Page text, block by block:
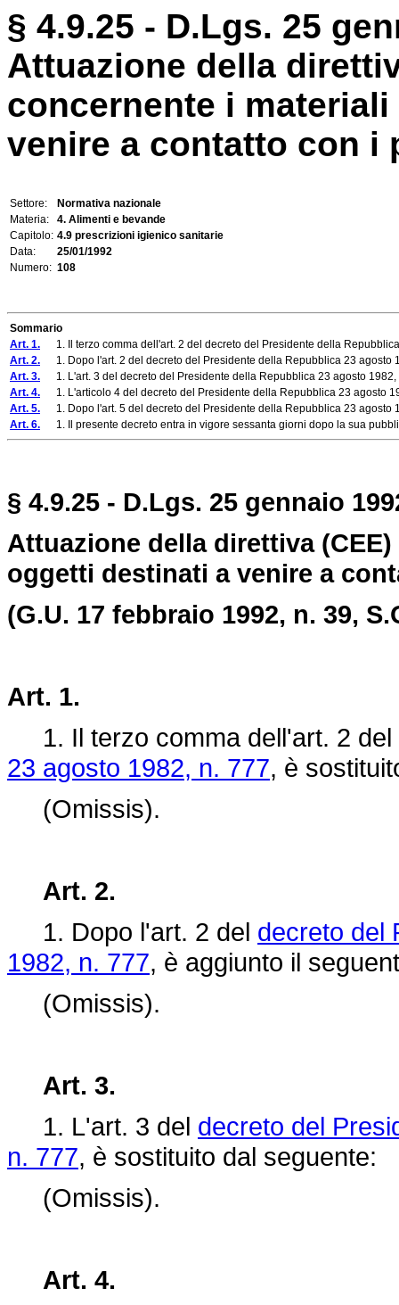
§ 4.9.25 - D.Lgs. 25
Attuazione della
concernente i
venire a contatto con i
Settore:
Normativa nazionale
Materia:
4. Alimenti e bevande
Capitolo: 4.9 prescrizioni igienico sanitarie
Data:
25/01/1992
Numero: 108
Sommario
Art. 1. 1. Il terzo comma dell'art. 2 del decreto del Presidente della
Art. 2. 1. Dopo l'art. 2 del decreto del Presidente della Repubblica 23 agosto
Art. 3. 1. L'art. 3 del decreto del Presidente della Repubblica 23 agosto 1982,
Art. 4. 1. L'articolo 4 del decreto del Presidente della Repubblica 23 agosto
Art. 5. 1. Dopo l'art. 5 del decreto del Presidente della Repubblica 23 agosto
Art. 6. 1. Il presente decreto entra in vigore sessanta giorni dopo la sua
§ 4.9.25 - D.Lgs. 25 gennaio
Attuazione della direttiva
oggetti destinati a venire a
(G.U. 17 febbraio 1992, n. 39,
Art. 1.
1. Il terzo comma dell'art. 2 del
23 agosto 1982, n. 777, è
(Omissis).
Art. 2.
1. Dopo l'art. 2 del decreto del
1982, n. 777, è aggiunto il
(Omissis).
Art. 3.
1. L'art. 3 del decreto del
n. 777, è sostituito dal seguente:
(Omissis).
Art. 4.